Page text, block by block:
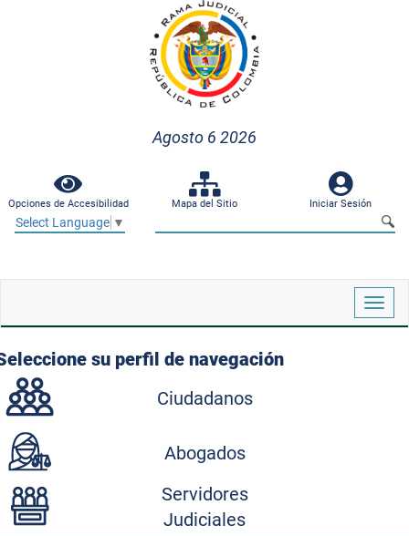
Agosto 6 2026
Opciones de Accesibilidad Mapa del Sitio Iniciar Sesión
Select Language ▼
su perfil de navegación
Ciudadanos
Abogados
Servidores
Judiciales